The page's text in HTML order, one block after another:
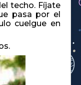
techo. Fíjate
pasa por el
cuelgue en